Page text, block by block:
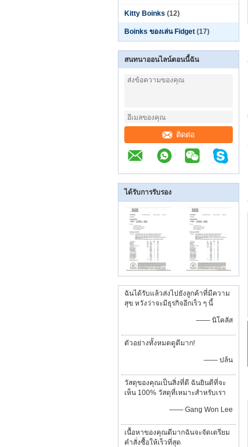
Kitty Boinks (12)
Boinks ของเล่น Fidget (17)
สนทนาออนไลน์ตอนนี้ฉัน
ติดต่อ
ได้รับการรับรอง
ฉันได้รับแล้วส่งไปยังลูกค้าที่มีความ
สุข หวังว่าจะมีธุรกิจอีกเร็ว ๆ นี้
—— นิโคลัส
ตัวอย่างทั้งหมดดูดีมาก!
—— ปล้น
วัสดุของคุณเป็นสิ่งที่ดี ฉันยินดีที่จะ
เห็น 100% วัสดุที่เหมาะสำหรับเรา
—— Gang Won Lee
เนื้อหาของคุณดีมากฉันจะจัดเตรียม
คำสั่งซื้อให้เร็วที่สุด